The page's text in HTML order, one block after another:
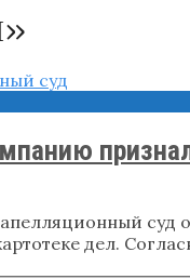
суд
дел.